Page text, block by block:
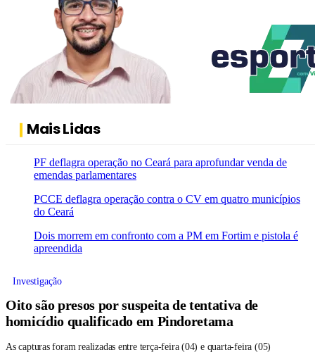
Mais Lidas
PF deflagra operação no Ceará para aprofundar venda de
emendas parlamentares
PCCE deflagra operação contra o CV em quatro municípios
do Ceará
Dois morrem em confronto com a PM em Fortim e pistola é
apreendida
Investigação
Oito são presos por suspeita de tentativa de
homicídio qualificado em Pindoretama
As capturas foram realizadas entre terça-feira (04) e quarta-feira (05)